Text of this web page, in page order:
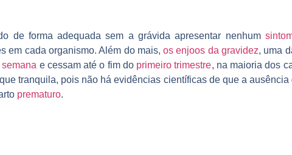
de forma adequada sem a grávida apresentar nenhum
em cada organismo. Além do mais,os enjoos da gravidez, uma
semana e cessam até o fim do primeiro trimestre, na maioria dos
tranquila, pois não há evidências científicas de que a
prematuro.